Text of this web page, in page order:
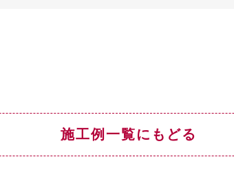
施工例一覧にもどる